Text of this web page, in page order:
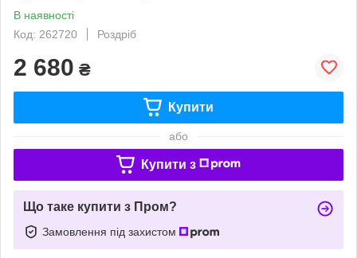
В наявності
Код: 262720
Роздріб
2 680 ₴
Купити
або
Купити з
Що таке купити з Пром?
Замовлення під захистом